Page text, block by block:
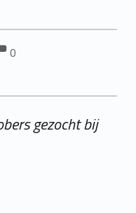
0
gezocht bij